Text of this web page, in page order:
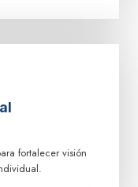
fortalecer visión